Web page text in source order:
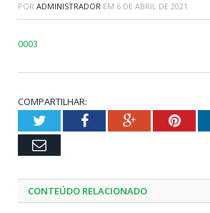
POR ADMINISTRADOR EM 6 DE ABRIL DE 2021
0003
COMPARTILHAR:
TwitterFacebookGoogle+
Email
CONTEÚDO RELACIONADO